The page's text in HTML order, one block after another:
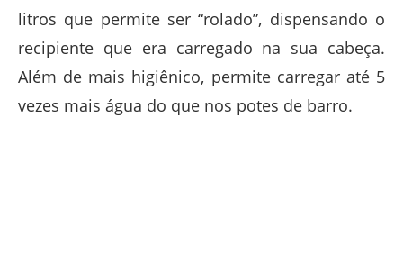
litros que permite ser “rolado”, dispensando o
recipiente que era carregado na sua cabeça.
Além de mais higiênico, permite carregar até 5
vezes mais água do que nos potes de barro.